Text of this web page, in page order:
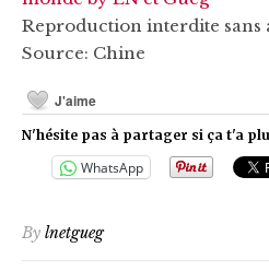
Reproduction interdite sans
Source: Chine
J'aime
N'hésite pas à partager si ça t'a
WhatsApp
By lnetgueg